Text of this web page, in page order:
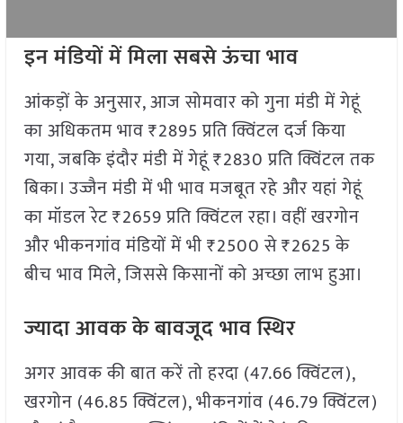
इन मंडियों में मिला सबसे ऊंचा भाव
आंकड़ों के अनुसार, आज सोमवार को गुना मंडी में गेहूं
का अधिकतम भाव ₹2895 प्रति क्विंटल दर्ज किया
गया, जबकि इंदौर मंडी में गेहूं ₹2830 प्रति क्विंटल तक
बिका। उज्जैन मंडी में भी भाव मजबूत रहे और यहां गेहूं
का मॉडल रेट ₹2659 प्रति क्विंटल रहा। वहीं खरगोन
और भीकनगांव मंडियों में भी ₹2500 से ₹2625 के
बीच भाव मिले, जिससे किसानों को अच्छा लाभ हुआ।
ज्यादा आवक के बावजूद भाव स्थिर
अगर आवक की बात करें तो हरदा (47.66 क्विंटल),
खरगोन (46.85 क्विंटल), भीकनगांव (46.79 क्विंटल)